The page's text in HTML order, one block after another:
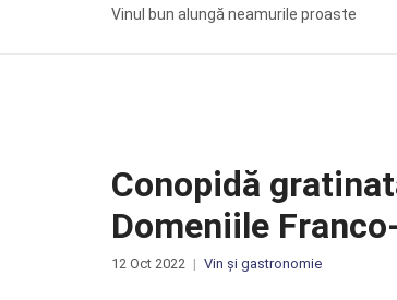
Vinul bun alungă neamurile proaste
Conopidă
Domeniile
12 Oct 2022 Vin și gastronomie